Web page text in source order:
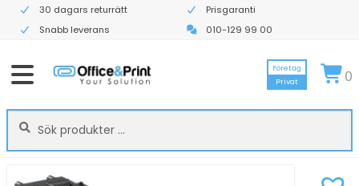
30 dagars returrätt
Prisgaranti
Snabb leverans
010-129 99 00
Sök
efter:
Sök
Företag
Privat
0